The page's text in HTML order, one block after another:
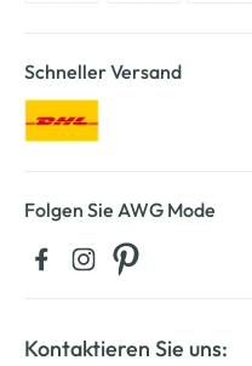
Schneller Versand
Folgen Sie AWG Mode
Kontaktieren Sie uns: